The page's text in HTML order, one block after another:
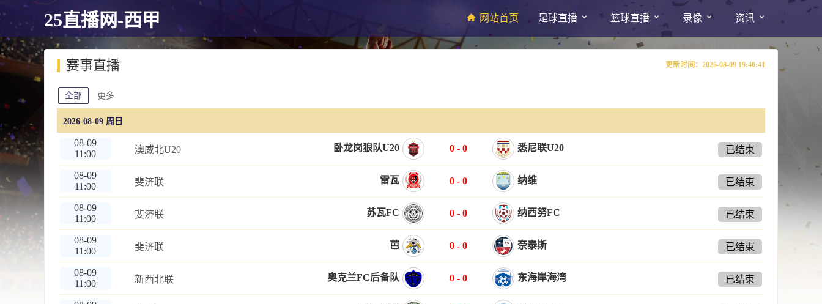
25直播网-西甲 网站首页 足球直播 篮球直播 录像 资讯
赛事直播 更新时间：2026-08-09 19:40:41
全部 更多
2026-08-09 周日
08-09
11:00
澳威北U20 卧龙岗狼队U20 0 - 0 悉尼联U20 已结束
08-09
11:00
斐济联 雷瓦 0 - 0 纳维 已结束
08-09
11:00
斐济联 苏瓦FC 0 - 0 纳西努FC 已结束
08-09
11:00
斐济联 芭 0 - 0 奈泰斯 已结束
08-09
11:00
新西北联 奥克兰FC后备队 0 - 0 东海岸海湾 已结束